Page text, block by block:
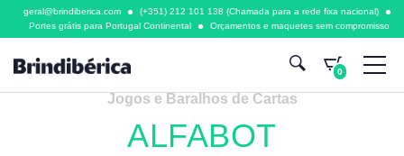
geral@brindiberica.com
(+351) 212 101 138 (Chamada para a rede fixa nacional)
Portes grátis para Portugal Continental
Orçamentos e maquetes sem compromisso
0
Jogos e Baralhos de Cartas
ALFABOT